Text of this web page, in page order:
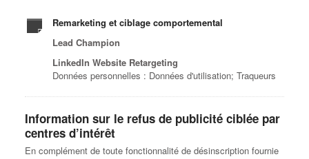
Remarketing et ciblage comportemental
Lead Champion
LinkedIn Website Retargeting
Données personnelles : Données d'utilisation; Traqueurs
Information sur le refus de publicité ciblée par
centres d’intérêt
En complément de toute fonctionnalité de désinscription fournie